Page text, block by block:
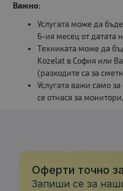
Важно:
Услугата може да
6-ия месец от датата
Техниката може да
Kozelat в София или
(разходите са за
Услугата важи само
се отнася за
Оферти точно
Запиши се за